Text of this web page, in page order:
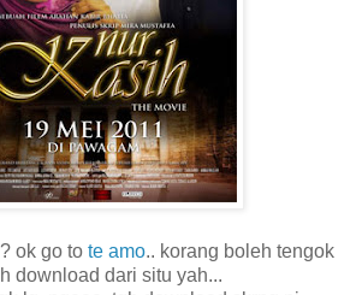
ok go to te amo.. korang boleh tengok
download dari situ yah...